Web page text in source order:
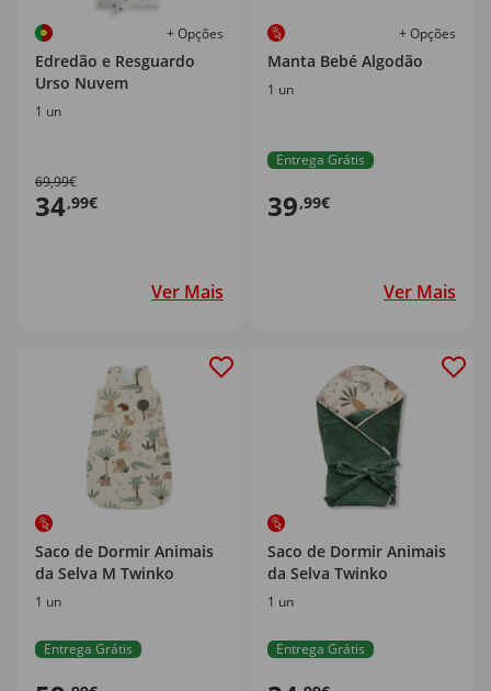
+ Opções
Edredão e Resguardo
Urso Nuvem
1 un
69,99€
34,99€
Ver Mais
+ Opções
Manta Bebé Algodão
1 un
Entrega Grátis
39,99€
Ver Mais
Saco de Dormir Animais
da Selva M Twinko
1 un
Entrega Grátis
Saco de Dormir Animais
da Selva Twinko
1 un
Entrega Grátis